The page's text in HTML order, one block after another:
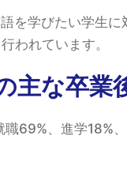
を学びたい学生
われています。
主な卒業
69%、進学18%